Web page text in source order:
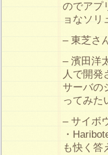
のでアプ
ョなソリ
– 東芝さ
– 濱田洋
人で開発
サーバの
ってみた
– サイボ
・
も快く答